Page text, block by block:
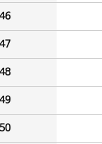
46
47
48
49
50